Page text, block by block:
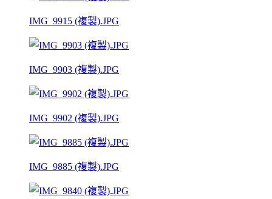
IMG_9915 (複製).JPG
IMG_9903 (複製).JPG
IMG_9902 (複製).JPG
IMG_9885 (複製).JPG